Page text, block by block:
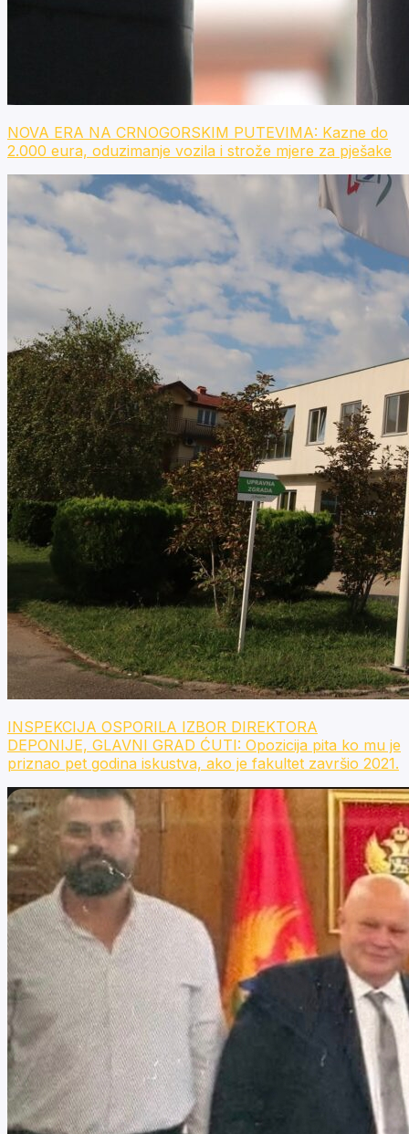
NOVA ERA NA CRNOGORSKIM PUTEVIMA: Kazne do
2.000 eura, oduzimanje vozila i strože mjere za pješake
INSPEKCIJA OSPORILA IZBOR DIREKTORA
DEPONIJE, GLAVNI GRAD ĆUTI: Opozicija pita ko mu je
priznao pet godina iskustva, ako je fakultet završio 2021.